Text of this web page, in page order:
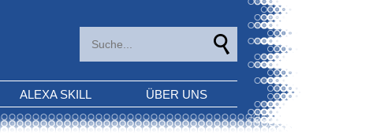
ALEXA SKILL ÜBER UNS